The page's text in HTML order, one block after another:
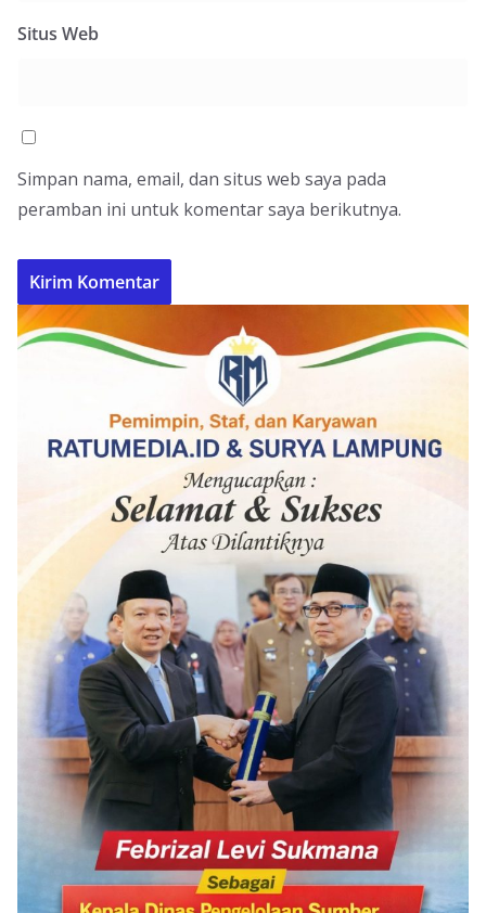
Situs Web
Simpan nama, email, dan situs web saya pada
peramban ini untuk komentar saya berikutnya.